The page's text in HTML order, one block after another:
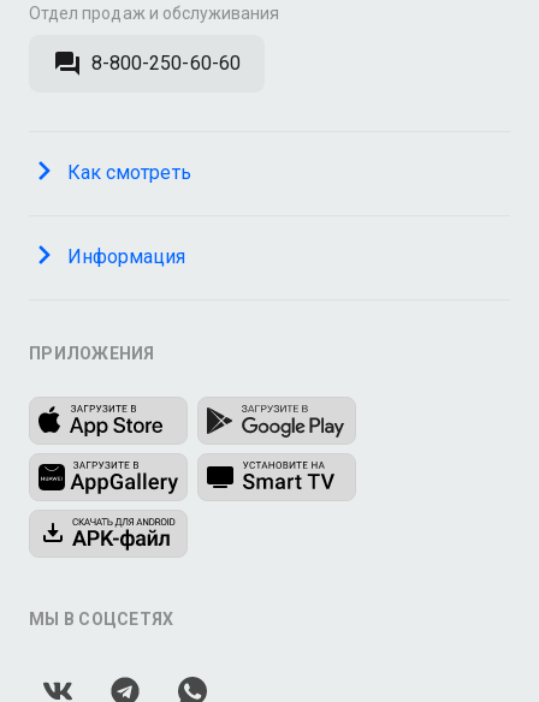
Отдел продаж и обслуживания
8-800-250-60-60
Как смотреть
Информация
ПРИЛОЖЕНИЯ
МЫ В СОЦСЕТЯХ